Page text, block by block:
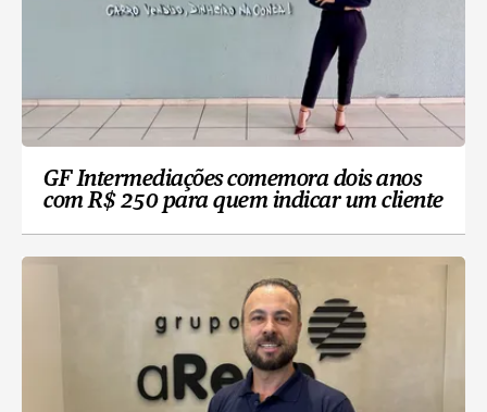
GF Intermediações comemora dois anos
com R$ 250 para quem indicar um cliente